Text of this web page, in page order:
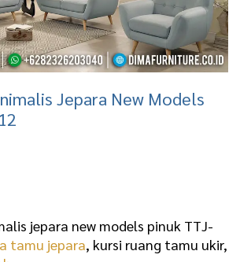
Jepara New Models
jepara new models pinuk TTJ-
tamu jepara, kursi ruang tamu ukir,